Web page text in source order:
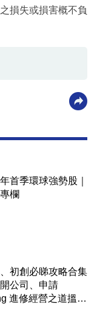
損失或損害概不負
首季環球強勢股｜
欄
初創必睇攻略合集
開公司、申請
進修經營之道搵大